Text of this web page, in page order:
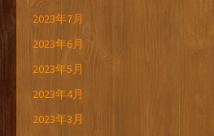
2023年7月
2023年6月
2023年5月
2023年4月
2023年3月